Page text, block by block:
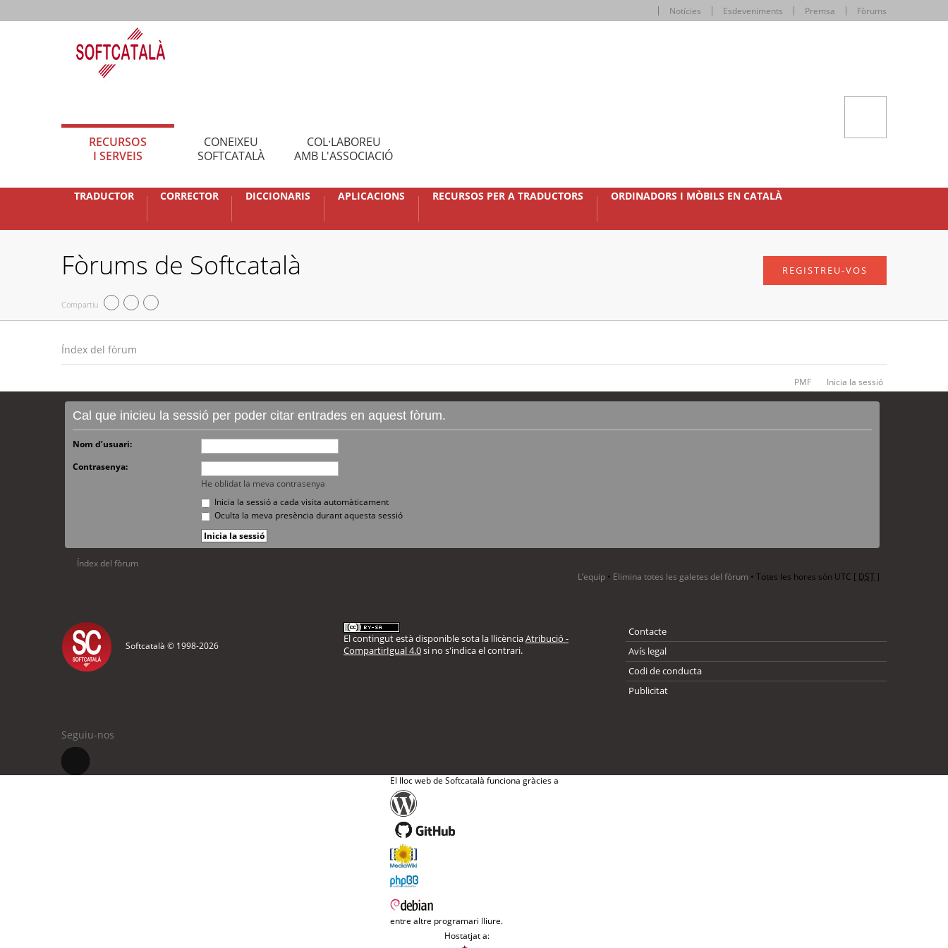
Notícies Esdeveniments Premsa Fòrums
RECURSOS
I SERVEIS
CONEIXEU
SOFTCATALÀ
COL·LABOREU
AMB L'ASSOCIACIÓ
TRADUCTOR CORRECTOR DICCIONARIS APLICACIONS RECURSOS PER A TRADUCTORS ORDINADORS I MÒBILS EN CATALÀ
Fòrums de Softcatalà
Compartiu
REGISTREU-VOS
Índex del fòrum
PMF Inicia la sessió
Cal que inicieu la sessió per poder citar entrades en aquest fòrum.
Nom d’usuari:
Contrasenya:
He oblidat la meva contrasenya
Inicia la sessió a cada visita automàticament
Oculta la meva presència durant aquesta sessió
Índex del fòrum
L’equip • Elimina totes les galetes del fòrum • Totes les hores són UTC [ DST]
Softcatalà © 1998-2026
El contingut està disponible sota la llicènciaAtribució -
CompartirIgual 4.0si no s'indica el contrari.
Contacte
Avís legal
Codi de conducta
Publicitat
Seguiu-nos
El lloc web de Softcatalà funciona gràcies a
entre altre programari lliure.
Hostatjat a: